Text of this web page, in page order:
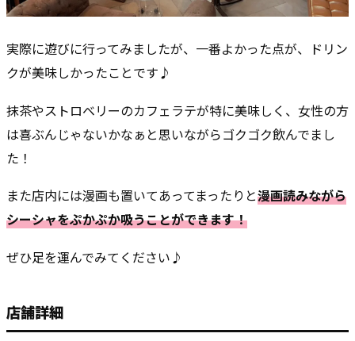
実際に遊びに行ってみましたが、一番よかった点が、ドリン
クが美味しかったことです♪
抹茶やストロベリーのカフェラテが特に美味しく、女性の方
は喜ぶんじゃないかなぁと思いながらゴクゴク飲んでまし
た！
また店内には漫画も置いてあってまったりと漫画読みながら
シーシャをぷかぷか吸うことができます！
ぜひ足を運んでみてください♪
店舗詳細